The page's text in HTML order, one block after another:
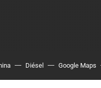
Diésel Google Maps